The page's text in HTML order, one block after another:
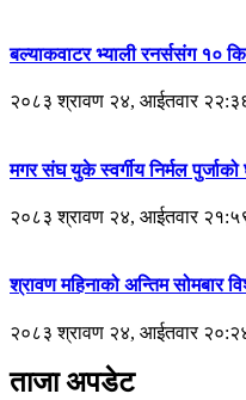
बल्याकवाटर भ्याली रनर्ससंग १०
२०८३ श्रावण २४, आईतवार
मगर संघ युके स्वर्गीय निर्मल
२०८३ श्रावण २४, आईतवार
श्रावण महिनाको अन्तिम सोमबार
२०८३ श्रावण २४, आईतवार
ताजा अपडेट